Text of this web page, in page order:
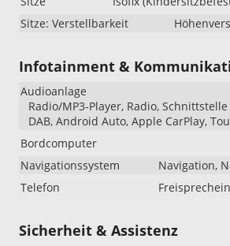
Sitze: Verstellbarkeit
Infotainment &
Audioanlage
Radio/MP3-Player, Radio,
DAB, Android Auto, Apple CarPlay,
Bordcomputer
Navigationssystem
Navigation,
Telefon
Sicherheit & Assistenz